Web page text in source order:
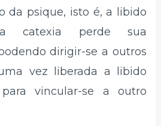
da psique, isto é, a libido
catexia perde sua
dirigir-se a outros
vez liberada a libido
vincular-se a outro